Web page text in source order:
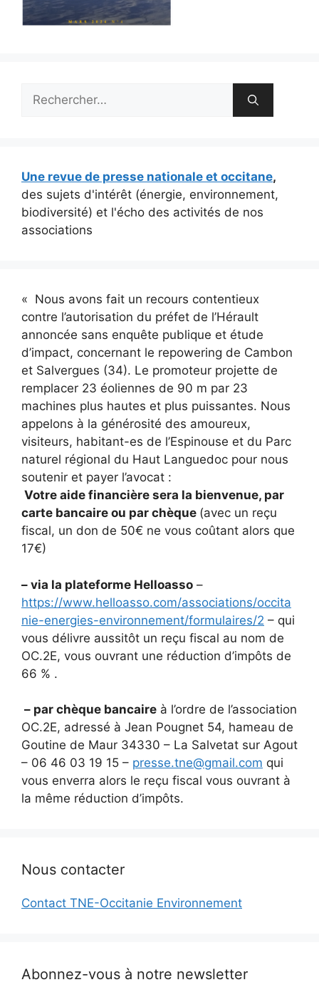
Rechercher :
Une revue de presse nationale et occitane,
des sujets d'intérêt (énergie, environnement,
biodiversité) et l'écho des activités de nos
associations
« Nous avons fait un recours contentieux
contre l’autorisation du préfet de l’Hérault
annoncée sans enquête publique et étude
d’impact, concernant le repowering de Cambon
et Salvergues (34). Le promoteur projette de
remplacer 23 éoliennes de 90 m par 23
machines plus hautes et plus puissantes. Nous
appelons à la générosité des amoureux,
visiteurs, habitant-es de l’Espinouse et du Parc
naturel régional du Haut Languedoc pour nous
soutenir et payer l’avocat :
Votre aide financière sera la bienvenue, par
carte bancaire ou par chèque (avec un reçu
fiscal, un don de 50€ ne vous coûtant alors que
17€)
– via la plateforme Helloasso –
https://www.helloasso.com/associations/occita
nie-energies-environnement/formulaires/2 – qui
vous délivre aussitôt un reçu fiscal au nom de
OC.2E, vous ouvrant une réduction d’impôts de
66 % .
– par chèque bancaire à l’ordre de l’association
OC.2E, adressé à Jean Pougnet 54, hameau de
Goutine de Maur 34330 – La Salvetat sur Agout
– 06 46 03 19 15 – presse.tne@gmail.com qui
vous enverra alors le reçu fiscal vous ouvrant à
la même réduction d’impôts.
Nous contacter
Contact TNE-Occitanie Environnement
Abonnez-vous à notre newsletter